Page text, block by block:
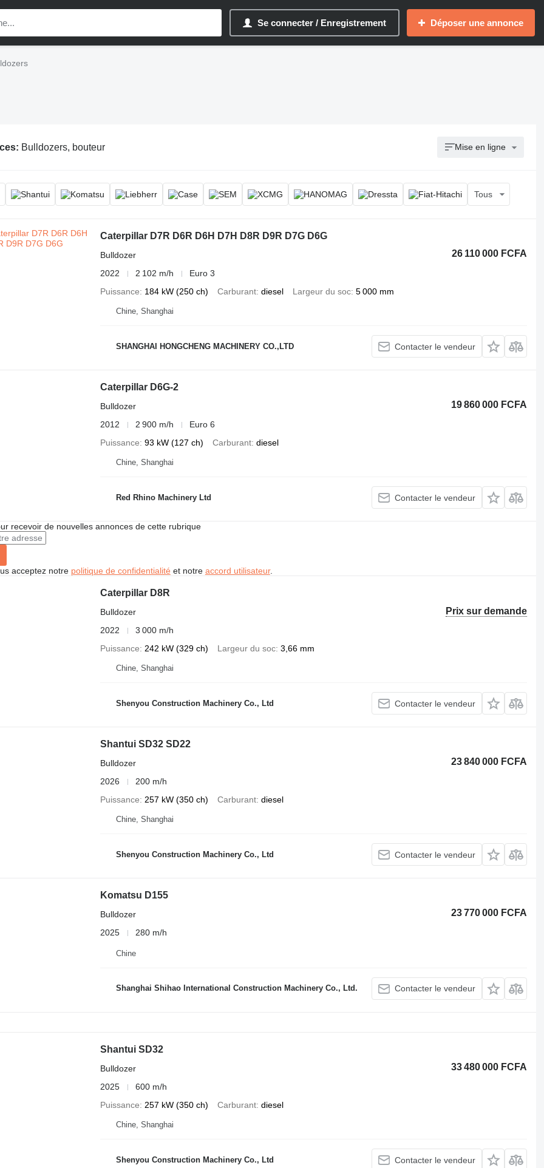
Se connecter / Enregistrement Déposer une annonce
Bulldozers, bouteur Mise en ligne
Tous
Caterpillar D7R D6R D6H D7H D8R D9R D7G D6G
26 110 000 FCFA
Bulldozer
2022
2 102 m/h
Euro 3
Puissance
184 kW (250 ch) Carburant diesel Largeur du soc 5 000 mm
Chine, Shanghai
SHANGHAI HONGCHENG MACHINERY CO.,LTD Contacter le vendeur
Caterpillar D6G-2
19 860 000 FCFA
Bulldozer
2012
2 900 m/h
Euro 6
Puissance 93 kW (127 ch) Carburant diesel
Chine, Shanghai
Red Rhino Machinery Ltd Contacter le vendeur
recevoir de nouvelles annonces de cette rubrique
acceptez notre politique de confidentialité et notre accord utilisateur.
Caterpillar D8R
Prix sur demande
Bulldozer
2022
3 000 m/h
Puissance
242 kW (329 ch) Largeur du soc 3,66 mm
Chine, Shanghai
Shenyou Construction Machinery Co., Ltd Contacter le vendeur
Shantui SD32 SD22
23 840 000 FCFA
Bulldozer
2026
200 m/h
Puissance
257 kW (350 ch) Carburant diesel
Chine, Shanghai
Shenyou Construction Machinery Co., Ltd Contacter le vendeur
Komatsu D155
23 770 000 FCFA
Bulldozer
2025
280 m/h
Chine
Shanghai Shihao International Construction Machinery Co., Ltd. Contacter le vendeur
Shantui SD32
33 480 000 FCFA
Bulldozer
2025
600 m/h
Puissance 257 kW (350 ch) Carburant diesel
Chine, Shanghai
Shenyou Construction Machinery Co., Ltd Contacter le vendeur